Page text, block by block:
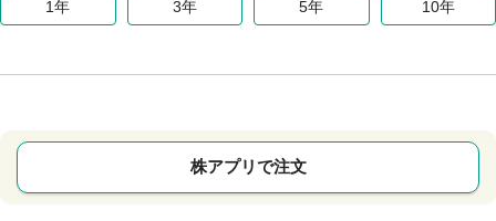
1年 3年 5年 10年
株アプリで注文